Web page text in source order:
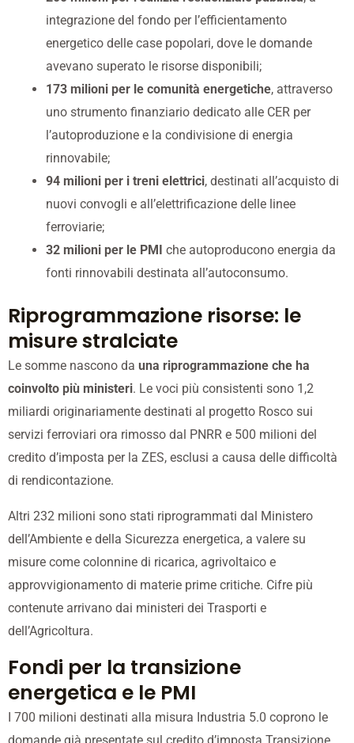
integrazione del fondo per l’efficientamento
energetico delle case popolari, dove le domande
avevano superato le risorse disponibili;
173 milioni per le comunità energetiche, attraverso
uno strumento finanziario dedicato alle CER per
l’autoproduzione e la condivisione di energia
rinnovabile;
94 milioni per i treni elettrici, destinati all’acquisto di
nuovi convogli e all’elettrificazione delle linee
ferroviarie;
32 milioni per le PMI che autoproducono energia da
fonti rinnovabili destinata all’autoconsumo.
Riprogrammazione risorse: le
misure stralciate
Le somme nascono da una riprogrammazione che ha
coinvolto più ministeri. Le voci più consistenti sono 1,2
miliardi originariamente destinati al progetto Rosco sui
servizi ferroviari ora rimosso dal PNRR e 500 milioni del
credito d’imposta per la ZES, esclusi a causa delle difficoltà
di rendicontazione.
Altri 232 milioni sono stati riprogrammati dal Ministero
dell’Ambiente e della Sicurezza energetica, a valere su
misure come colonnine di ricarica, agrivoltaico e
approvvigionamento di materie prime critiche. Cifre più
contenute arrivano dai ministeri dei Trasporti e
dell’Agricoltura.
Fondi per la transizione
energetica e le PMI
I 700 milioni destinati alla misura Industria 5.0 coprono le
domande già presentate sul credito d’imposta Transizione